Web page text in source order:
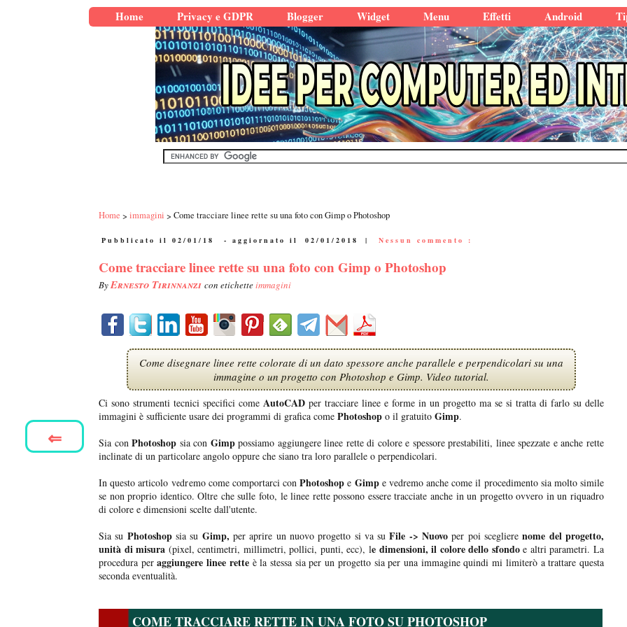
Home Privacy e GDPR Blogger Widget Menu Effetti Android
Home immagini Come tracciare linee rette su una foto con Gimp o Photoshop
Pubblicato il 02/01/18 - aggiornato il 02/01/2018 | Nessun commento :
Come tracciare linee rette su una foto con Gimp o Photoshop
ByErnesto Tirinnanzi con etichetteimmagini
Come disegnare linee rette colorate di un dato spessore anche parallele e perpendicolari su una
immagine o un progetto con Photoshop e Gimp. Video tutorial.
Ci sono strumenti tecnici specifici come AutoCAD per tracciare linee e forme in un progetto ma se si tratta di farlo su delle
immagini è sufficiente usare dei programmi di grafica come Photoshop o il gratuito Gimp.
Sia conPhotoshop sia con Gimppossiamo aggiungere linee rette di colore e spessore prestabiliti, linee spezzate e anche rette
inclinate di un particolare angolo oppure che siano tra loro parallele o perpendicolari.
In questo articolo vedremo come comportarci con Photoshop e Gimpe vedremo anche come il procedimento sia molto simile
se non proprio identico. Oltre che sulle foto, le linee rette possono essere tracciate anche in un progetto ovvero in un riquadro
di colore e dimensioni scelte dall'utente.
Sia su Photoshopsia su Gimp, per aprire un nuovo progetto si va suFile -> Nuovo per poi sceglierenome del progetto,
unità di misura (pixel, centimetri, millimetri, pollici, punti, ecc), le dimensioni, il colore dello sfondoe altri parametri. La
procedura peraggiungere linee retteè la stessa sia per un progetto sia per una immagine quindi mi limiterò a trattare questa
seconda eventualità.
COME TRACCIARE RETTE IN UNA FOTO SU PHOTOSHOP
⇐